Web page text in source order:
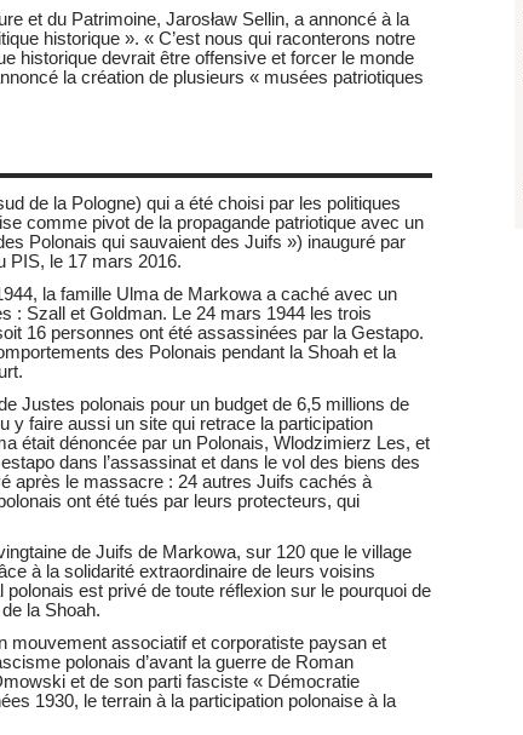
et du Patrimoine, Jarosław Sellin, a annoncé à la
historique ». « C’est nous qui raconterons notre
historique devrait être offensive et forcer le monde
la création de plusieurs « musées patriotiques
de la Pologne) qui a été choisi par les politiques
comme pivot de la propagande patriotique avec un
Polonais qui sauvaient des Juifs ») inauguré par
PIS, le 17 mars 2016.
la famille Ulma de Markowa a caché avec un
: Szall et Goldman. Le 24 mars 1944 les trois
16 personnes ont été assassinées par la Gestapo.
des Polonais pendant la Shoah et la
Justes polonais pour un budget de 6,5 millions de
y faire aussi un site qui retrace la participation
était dénoncée par un Polonais, Wlodzimierz Les, et
dans l’assassinat et dans le vol des biens des
après le massacre : 24 autres Juifs cachés à
ont été tués par leurs protecteurs, qui
de Juifs de Markowa, sur 120 que le village
à la solidarité extraordinaire de leurs voisins
est privé de toute réflexion sur le pourquoi de
la Shoah.
mouvement associatif et corporatiste paysan et
polonais d’avant la guerre de Roman
et de son parti fasciste « Démocratie
1930, le terrain à la participation polonaise à la